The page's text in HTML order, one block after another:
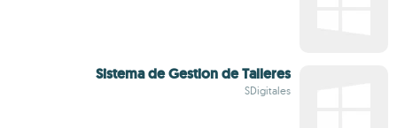
Sistema de Gestion de Talleres
SDigitales